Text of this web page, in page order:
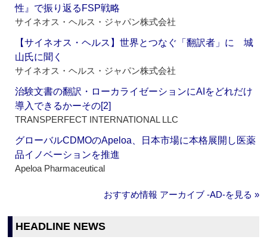
性』で振り返るFSP戦略
サイネオス・ヘルス・ジャパン株式会社
【サイネオス・ヘルス】世界とつなぐ「翻訳者」に 城
山氏に聞く
サイネオス・ヘルス・ジャパン株式会社
治験文書の翻訳・ローカライゼーションにAIをどれだけ
導入できるかーその[2]
TRANSPERFECT INTERNATIONAL LLC
グローバルCDMOのApeloa、日本市場に本格展開し医薬
品イノベーションを推進
Apeloa Pharmaceutical
おすすめ情報 アーカイブ ‐AD‐を見る »
HEADLINE NEWS